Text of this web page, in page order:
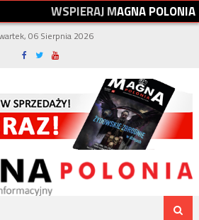
WSPIERAJMAGNAPOLONIA
06 Sierpnia 2026